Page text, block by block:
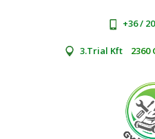
+36 /
3.Trial Kft 2360